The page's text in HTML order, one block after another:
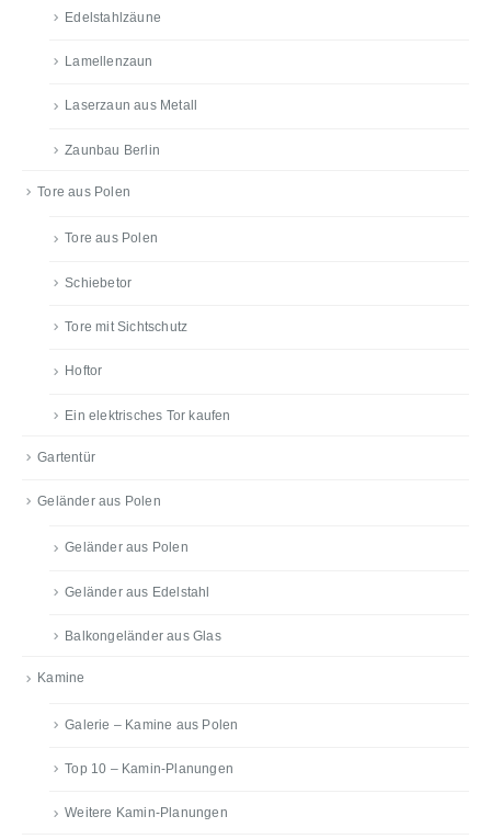
Edelstahlzäune
Lamellenzaun
Laserzaun aus Metall
Zaunbau Berlin
Tore aus Polen
Tore aus Polen
Schiebetor
Tore mit Sichtschutz
Hoftor
Ein elektrisches Tor kaufen
Gartentür
Geländer aus Polen
Geländer aus Polen
Geländer aus Edelstahl
Balkongeländer aus Glas
Kamine
Galerie – Kamine aus Polen
Top 10 – Kamin-Planungen
Weitere Kamin-Planungen